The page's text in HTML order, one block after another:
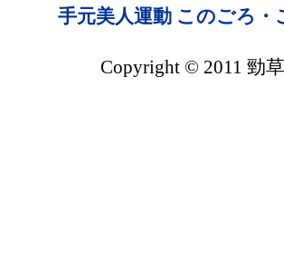
手元美人運動 このごろ・
Copyright © 2011 勁